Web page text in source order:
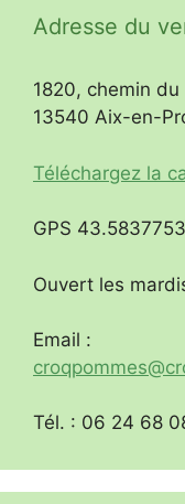
Adresse du
1820, chemin
13540 Aix-en-
Téléchargez la
GPS
Ouvert les
Email :
Tél. : 06 24 68